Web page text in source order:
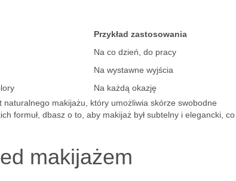
Przykład zastosowania
Na co dzień, do pracy
Na wystawne wyjścia
Na każdą okazję
makijażu, który umożliwia skórze swobodne
formuł, dbasz o to, aby makijaż był subtelny i elegancki, co
makijażem